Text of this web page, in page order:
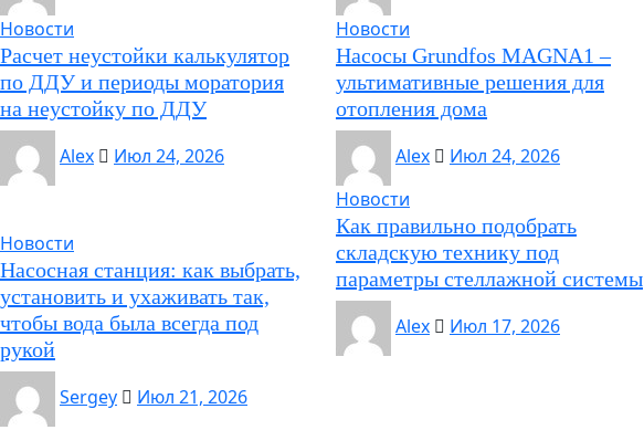
Новости
Расчет неустойки калькулятор
по ДДУ и периоды моратория
на неустойку по ДДУ
Alex
Июл 24, 2026
Новости
Насосы Grundfos MAGNA1 –
ультимативные решения для
отопления дома
Alex
Июл 24, 2026
Новости
Насосная станция: как выбрать,
установить и ухаживать так,
чтобы вода была всегда под
рукой
Sergey
Июл 21, 2026
Новости
Как правильно подобрать
складскую технику под
параметры стеллажной системы
Alex
Июл 17, 2026